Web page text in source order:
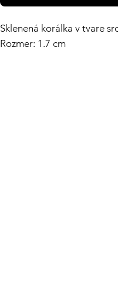
Sklenená korálka v tvare
Rozmer: 1.7 cm